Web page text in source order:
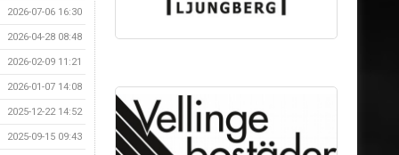
2026-07-06 16:30
2026-04-28 08:48
2026-02-09 11:21
2026-01-07 14:08
2025-12-22 14:52
2025-09-15 09:43